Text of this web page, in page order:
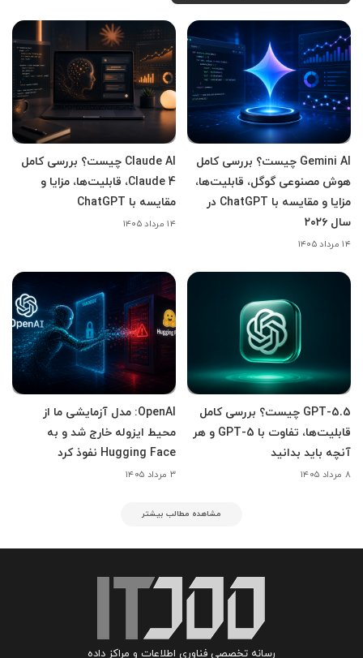
Gemini AI چیست؟ بررسی کامل
هوش مصنوعی گوگل، قابلیت‌ها،
مزایا و مقایسه با ChatGPT در
سال ۲۰۲۶
۱۴ مرداد ۱۴۰۵
Claude AI چیست؟ بررسی کامل
Claude 4، قابلیت‌ها، مزایا و
مقایسه با ChatGPT
۱۴ مرداد ۱۴۰۵
GPT-5.5 چیست؟ بررسی کامل
قابلیت‌ها، تفاوت با GPT-5 و هر
آنچه باید بدانید
۸ مرداد ۱۴۰۵
OpenAI: مدل آزمایشی ما از
محیط ایزوله خارج شد و به
Hugging Face نفوذ کرد
۳ مرداد ۱۴۰۵
مشاهده مطالب بیشتر
رسانه تخصصی فناوری اطلاعات و مراکز داده